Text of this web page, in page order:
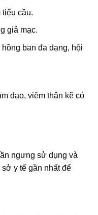
tiểu cầu.
giả mạc.
ban đa dạng, hội
đạo, viêm thận kẽ có
ngưng sử dụng và
y tế gần nhất để